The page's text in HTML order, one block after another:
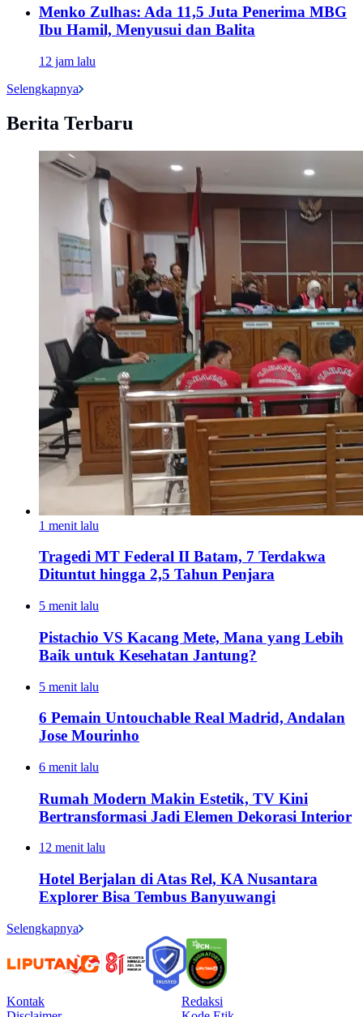
Menko Zulhas: Ada 11,5 Juta Penerima MBG
Ibu Hamil, Menyusui dan Balita
12 jam lalu
Selengkapnya
Berita Terbaru
1 menit lalu
Tragedi MT Federal II Batam, 7 Terdakwa
Dituntut hingga 2,5 Tahun Penjara
5 menit lalu
Pistachio VS Kacang Mete, Mana yang Lebih
Baik untuk Kesehatan Jantung?
5 menit lalu
6 Pemain Untouchable Real Madrid, Andalan
Jose Mourinho
6 menit lalu
Rumah Modern Makin Estetik, TV Kini
Bertransformasi Jadi Elemen Dekorasi Interior
12 menit lalu
Hotel Berjalan di Atas Rel, KA Nusantara
Explorer Bisa Tembus Banyuwangi
Selengkapnya
Kontak
Redaksi